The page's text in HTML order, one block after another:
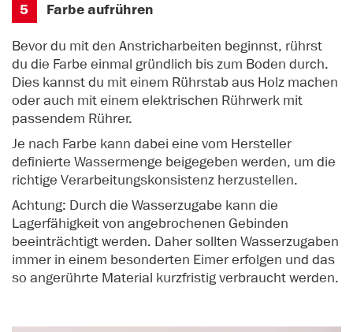
5 Farbe aufrühren
Bevor du mit den Anstricharbeiten beginnst, rührst
du die Farbe einmal gründlich bis zum Boden durch.
Dies kannst du mit einem Rührstab aus Holz machen
oder auch mit einem elektrischen Rührwerk mit
passendem Rührer.
Je nach Farbe kann dabei eine vom Hersteller
definierte Wassermenge beigegeben werden, um die
richtige Verarbeitungskonsistenz herzustellen.
Achtung: Durch die Wasserzugabe kann die
Lagerfähigkeit von angebrochenen Gebinden
beeinträchtigt werden. Daher sollten Wasserzugaben
immer in einem besonderten Eimer erfolgen und das
so angerührte Material kurzfristig verbraucht werden.